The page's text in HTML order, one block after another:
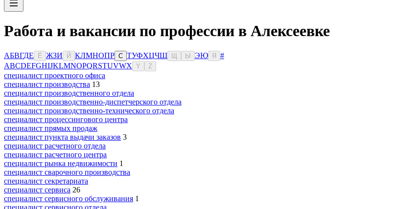
Работа и вакансии по профессии в Алексеевке
АБВГДЕ Ё ЖЗИ Й КЛМНОПР С ТУФХЦЧШ Ы ЭЮ Я
#
ABCDEFGHIJKLMNOPQRSTUVWX Y Z
специалист проектного офиса
специалист производства 13
специалист производственного отдела
специалист производственно-диспетчерского отдела
специалист производственно-технического отдела
специалист процессингового центра
специалист прямых продаж
специалист пункта выдачи заказов 3
специалист расчетного отдела
специалист расчетного центра
специалист рынка недвижимости 1
специалист сварочного производства
специалист секретариата
специалист сервиса 26
специалист сервисного обслуживания 1
специалист сервисного отдела